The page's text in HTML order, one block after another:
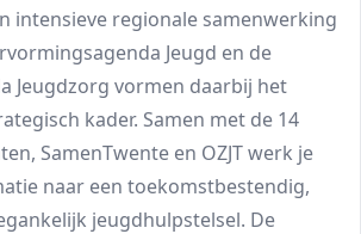
intensieve regionale samenwerking
Jeugd en de
Jeugdzorg vormen daarbij het
kader. Samen met de 14
SamenTwente en OZJT werk je
naar een toekomstbestendig,
jeugdhulpstelsel. De